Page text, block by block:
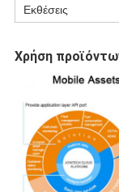
Εκθέσεις
Χρήση